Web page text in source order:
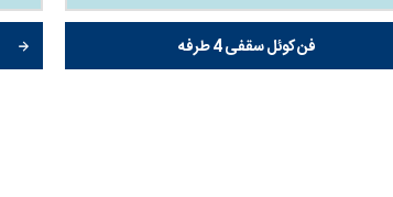
فن کوئل سقفی 4 طرفه